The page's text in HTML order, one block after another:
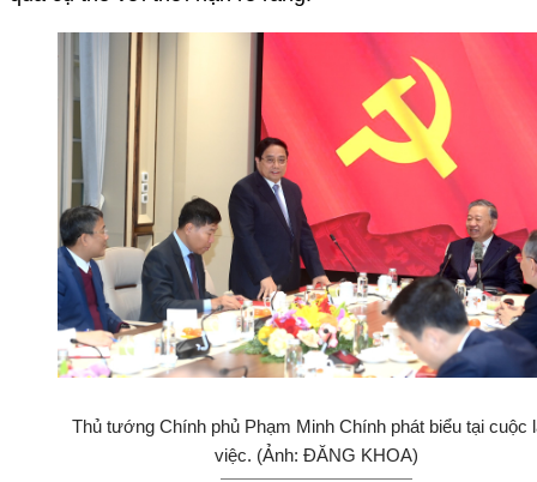
Thủ tướng Chính phủ Phạm Minh Chính phát biểu tại cuộc
việc. (Ảnh: ĐĂNG KHOA)